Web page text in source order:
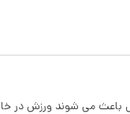
باعث می شوند ورزش در